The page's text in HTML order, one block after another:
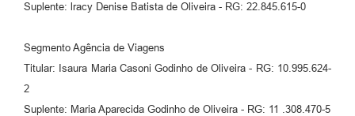
Suplente: lracy Denise Batista de Oliveira - RG: 22.845.615-0
Segmento Agência de Viagens
Titular: Isaura Maria Casoni Godinho de Oliveira - RG: 10.995.624-
2
Suplente: Maria Aparecida Godinho de Oliveira - RG: 11 .308.470-5